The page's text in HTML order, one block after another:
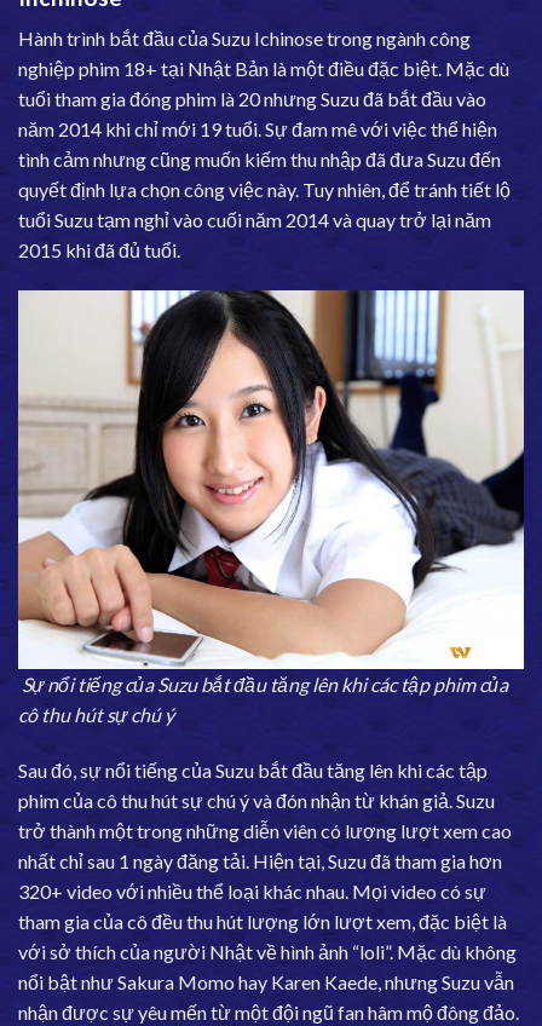
Hành trình bắt đầu của Suzu Ichinose trong ngành công
nghiệp phim 18+ tại Nhật Bản là một điều đặc biệt. Mặc dù
tuổi tham gia đóng phim là 20 nhưng Suzu đã bắt đầu vào
năm 2014 khi chỉ mới 19 tuổi. Sự đam mê với việc thể hiện
tình cảm nhưng cũng muốn kiếm thu nhập đã đưa Suzu đến
quyết định lựa chọn công việc này. Tuy nhiên, để tránh tiết lộ
tuổi Suzu tạm nghỉ vào cuối năm 2014 và quay trở lại năm
2015 khi đã đủ tuổi.
Sự nổi tiếng của Suzu bắt đầu tăng lên khi các tập phim của
cô thu hút sự chú ý
Sau đó, sự nổi tiếng của Suzu bắt đầu tăng lên khi các tập
phim của cô thu hút sự chú ý và đón nhận từ khán giả. Suzu
trở thành một trong những diễn viên có lượng lượt xem cao
nhất chỉ sau 1 ngày đăng tải. Hiện tại, Suzu đã tham gia hơn
320+ video với nhiều thể loại khác nhau. Mọi video có sự
tham gia của cô đều thu hút lượng lớn lượt xem, đặc biệt là
với sở thích của người Nhật về hình ảnh “loli”. Mặc dù không
nổi bật như Sakura Momo hay Karen Kaede, nhưng Suzu vẫn
nhận được sự yêu mến từ một đội ngũ fan hâm mộ đông đảo.